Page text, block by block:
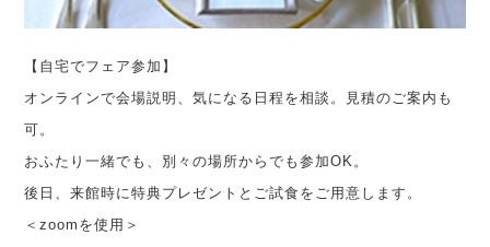
【自宅でフェア参加】
オンラインで会場説明、気になる日程を相談。見積のご案内も
可。
おふたり一緒でも、別々の場所からでも参加OK。
後日、来館時に特典プレゼントとご試食をご用意します。
＜zoomを使用＞